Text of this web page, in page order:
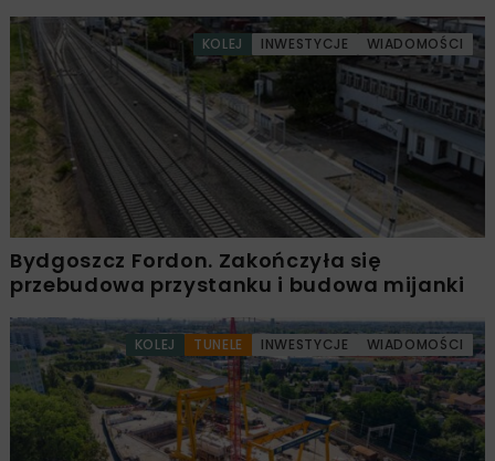
KOLEJ INWESTYCJE WIADOMOŚCI
Bydgoszcz Fordon. Zakończyła się
przebudowa przystanku i budowa mijanki
KOLEJ TUNELE INWESTYCJE WIADOMOŚCI